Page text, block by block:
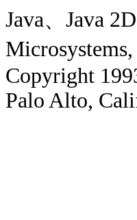
Java、Java
Copyright
Palo Alto,